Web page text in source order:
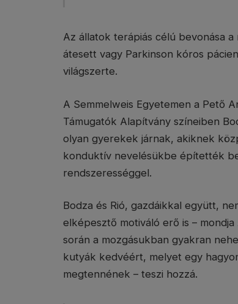
Az állatok terápiás célú bevonása
átesett vagy Parkinson kóros
világszerte.
A Semmelweis Egyetemen a Pető
Támugatók Alapítvány színeiben
olyan gyerekek járnak, akiknek
konduktív nevelésükbe építették
rendszerességgel.
Bodza és Rió, gazdáikkal együtt,
elképesztő motiváló erő is –
során a mozgásukban gyakran
kutyák kedvéért, melyet egy
megtennének – teszi hozzá.